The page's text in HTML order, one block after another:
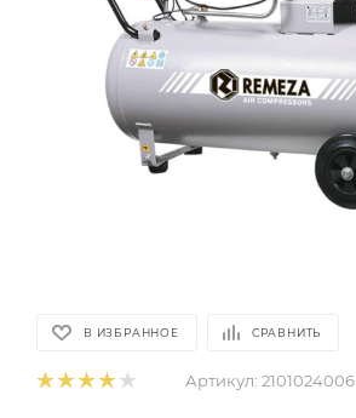
В ИЗБРАННОЕ СРАВНИТЬ
Артикул: 2101024006